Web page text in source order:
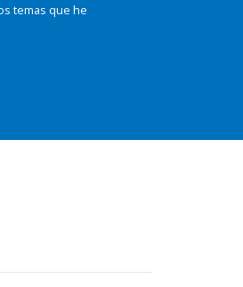
temas que he